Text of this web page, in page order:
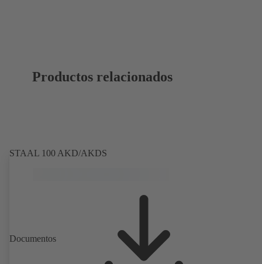
Productos relacionados
STAAL 100 AKD/AKDS
Documentos